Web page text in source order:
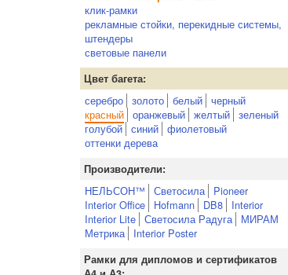
клик-рамки
рекламные стойки, перекидные системы,
штендеры
световые панели
Цвет багета:
серебро золото белый черный
красный оранжевый желтый зеленый
голубой синий фиолетовый
оттенки дерева
Производители:
НЕЛЬСОН™ Светосила
Pioneer
Interior Office
Hofmann DB8
Interior
Interior Lite Светосила Радуга
МИРАМ
Метрика
Interior Poster
Рамки для дипломов и сертификатов